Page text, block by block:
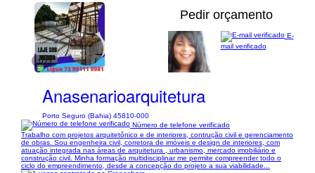
1/23
Pedir orçamento
Anasenarioarquitetura
Porto Seguro (Bahia) 45810-000
E-
mail verificado
Número de telefone verificado
Trabalho com projetos arquitetônico e de interiores, contrução civil e gerenciamento
de obras. Sou engenheira civil, corretora de imóveis e design de interiores, com
atuação integrada nas áreas de arquitetura , urbanismo, mercado imobiliário e
construção civil. Minha formação multidisciplinar me permite compreender todo o
ciclo do empreendimento, desde a concepção do projeto a sua viabilidade...